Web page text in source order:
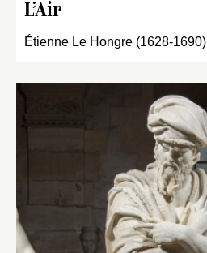
L’Air
Étienne Le Hongre (1628-1690)